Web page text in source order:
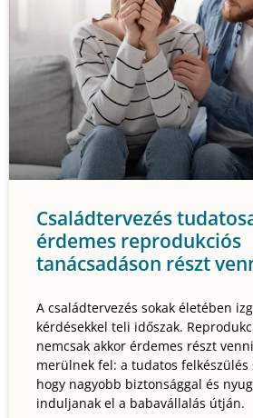
Családtervezés
érdemes reprodukciós
tanácsadáson részt
A családtervezés sokak életében
kérdésekkel teli időszak.
nemcsak akkor érdemes részt
merülnek fel: a tudatos
hogy nagyobb biztonsággal és
induljanak el a babavállalás útján.